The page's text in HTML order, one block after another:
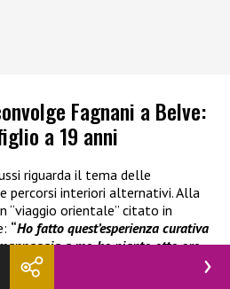
Fagnani a Belve:
a 19 anni
riguarda il tema delle
percorsi interiori alternativi. Alla
“viaggio orientale” citato in
“Ho fatto quest’esperienza curativa
a me, ho pianto otto ore
, raccontando tutto con una
resta sempre acceso e